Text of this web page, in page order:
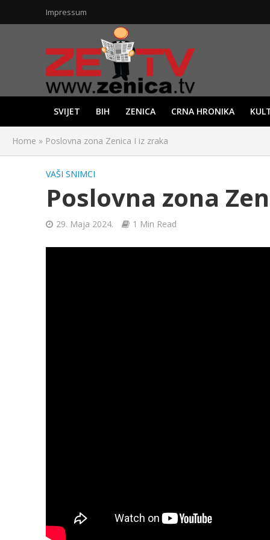
Impressum
SVIJET BIH ZENICA CRNA HRONIKA
Home » Poslovna zona Zenica I iz zraka
VAŠI SNIMCI
Poslovna zona
29. Maja 2024. 1 Min Read